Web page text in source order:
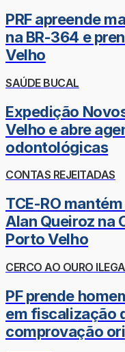
PRF apreende
na BR-364 e
Velho
SAÚDE BUCAL
Expedição
Velho e abre
odontológicas
CONTAS REJEITADAS
TCE-RO
Alan Queiroz na
Porto Velho
CERCO AO OURO
PF prende
em fiscalização
comprovação